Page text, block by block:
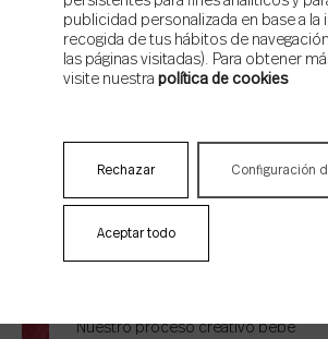
NUESTROS 3
PILARES
Nuestro proceso creativo bebe
publicidad personalizada en base a la
recogida de tus hábitos de
las páginas visitadas). Para obtener
visite nuestra política de cookies
Aceptar todo
Rechazar Configuración